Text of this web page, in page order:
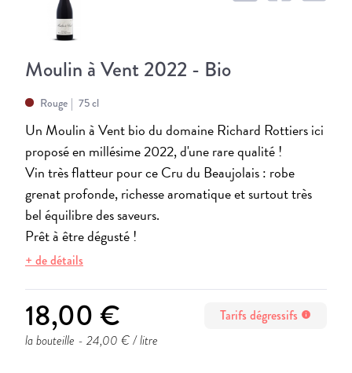
Moulin à Vent 2022 - Bio
Rouge 75 cl
Un Moulin à Vent bio du domaine Richard Rottiers ici
proposé en millésime 2022, d'une rare qualité !
Vin très flatteur pour ce Cru du Beaujolais : robe
grenat profonde, richesse aromatique et surtout très
bel équilibre des saveurs.
Prêt à être dégusté !
+ de détails
18,00 € Tarifs dégressifs info
la bouteille - 24,00 € / litre